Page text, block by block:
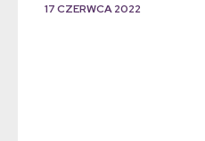
17 CZERWCA 2022